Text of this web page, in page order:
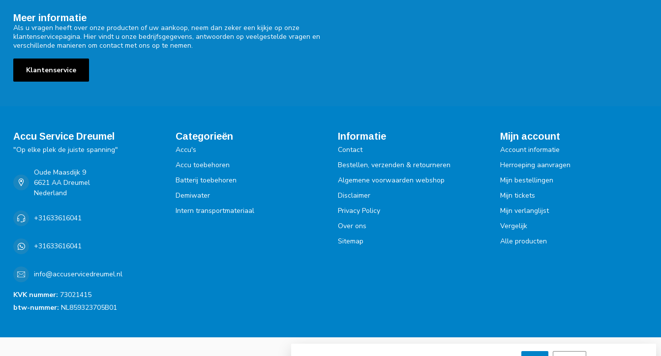
Meer informatie
Als u vragen heeft over onze producten of uw aankoop, neem dan zeker een kijkje op onze
klantenservicepagina. Hier vindt u onze bedrijfsgegevens, antwoorden op veelgestelde vragen en
verschillende manieren om contact met ons op te nemen.
Klantenservice
Accu Service Dreumel
"Op elke plek de juiste spanning"
Oude Maasdijk 9
6621 AA Dreumel
Nederland
+31633616041
+31633616041
info@accuservicedreumel.nl
KVK nummer: 73021415
btw-nummer: NL859323705B01
Categorieën
Accu's
Accu toebehoren
Batterij toebehoren
Demiwater
Intern transportmateriaal
Informatie
Contact
Bestellen, verzenden & retourneren
Algemene voorwaarden webshop
Disclaimer
Privacy Policy
Over ons
Sitemap
Mijn account
Account informatie
Herroeping aanvragen
Mijn bestellingen
Mijn tickets
Mijn verlanglijst
Vergelijk
Alle producten